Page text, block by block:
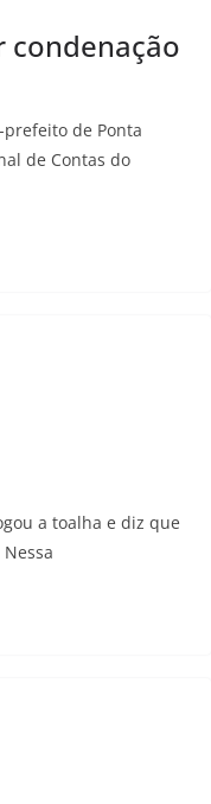
condenação
prefeito de Ponta
de Contas do
a toalha e diz que